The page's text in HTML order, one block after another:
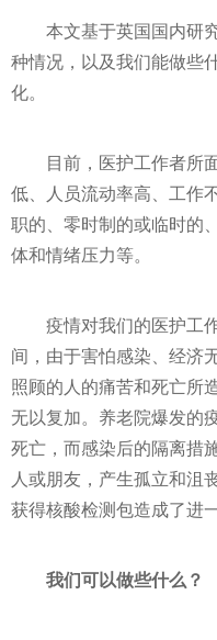
本文基于英国国内研
种情况，以及我们能做些
化。
目前，医护工作者所
低、人员流动率高、工作
职的、零时制的或临时的
体和情绪压力等。
疫情对我们的医护工
间，由于害怕感染、经济
照顾的人的痛苦和死亡所
无以复加。养老院爆发的
死亡，而感染后的隔离措
人或朋友，产生孤立和沮
获得核酸检测包造成了进
我们可以做些什么？